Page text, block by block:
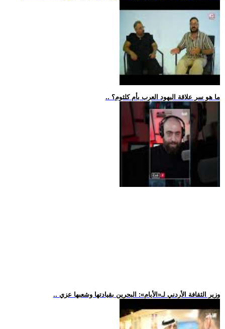
.. ما هو سر علاقة اليهود العرب بأم كلثوم؟
.. وزير الثقافة الأردني لـ«الأيام»: البحرين بقيادتها وشعبها عزي